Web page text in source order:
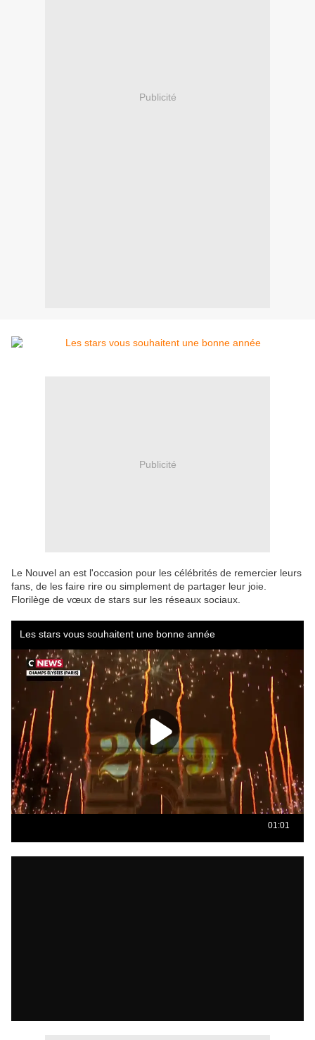
Publicité
Publicité
Le Nouvel an est l'occasion pour les célébrités de remercier leurs
fans, de les faire rire ou simplement de partager leur joie.
Florilège de vœux de stars sur les réseaux sociaux.